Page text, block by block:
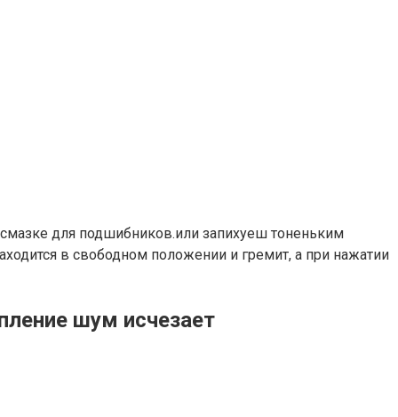
для подшибников.или запихуеш тоненьким
в свободном положении и гремит, а при нажатии
шум исчезает